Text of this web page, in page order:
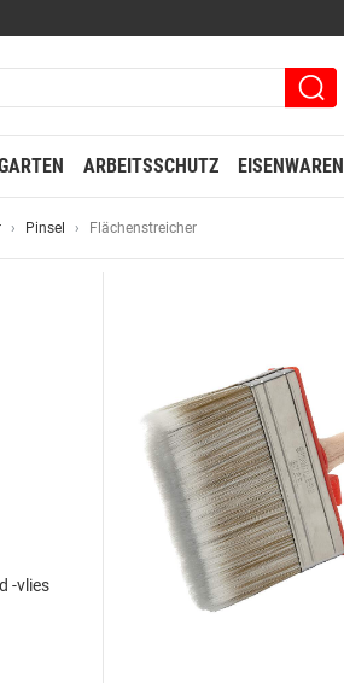
ARBEITSSCHUTZ EISENWAREN
Pinsel Flächenstreicher
-vlies